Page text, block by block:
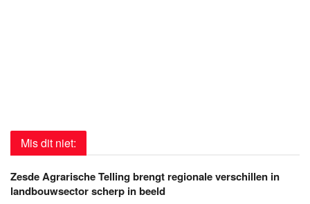
Mis dit niet:
Zesde Agrarische Telling brengt regionale verschillen in
landbouwsector scherp in beeld